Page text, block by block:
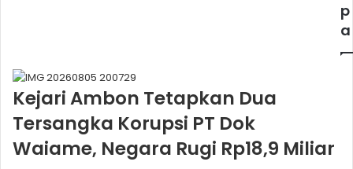
p
a
Kejari Ambon Tetapkan Dua
Tersangka Korupsi PT Dok
Waiame, Negara Rugi Rp18,9 Miliar